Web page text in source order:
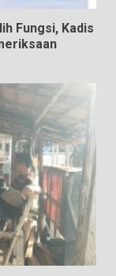
Fungsi, Kadis